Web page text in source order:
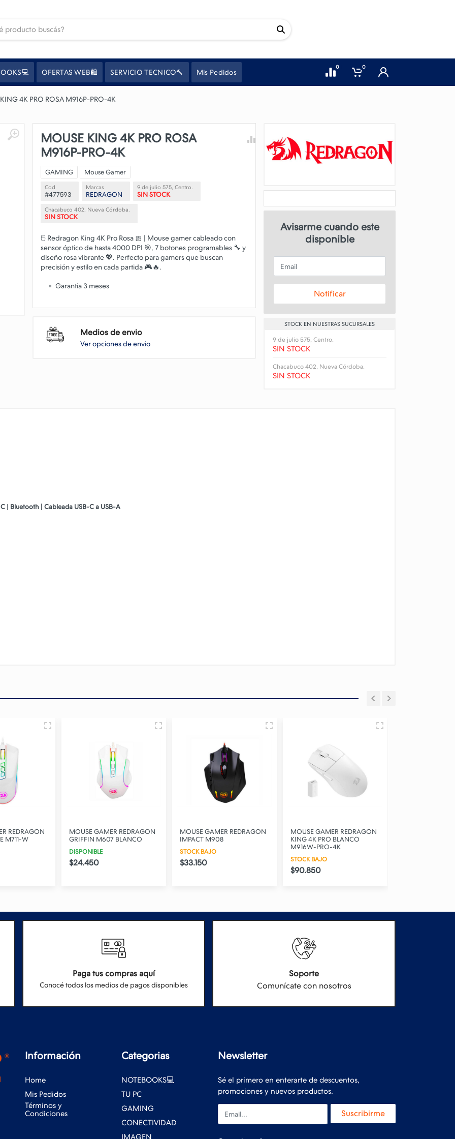
OFERTAS WEB🛍️ SERVICIO TECNICO🔨 Mis Pedidos
0 0
4K PRO ROSA M916P-PRO-4K
MOUSE KING 4K PRO ROSA
M916P-PRO-4K
GAMING Mouse Gamer
Cod
#477593
Marcas
REDRAGON
9 de julio 575, Centro.
SIN STOCK
Chacabuco 402, Nueva Córdoba.
SIN STOCK
🖱️ Redragon King 4K Pro Rosa 🎀 | Mouse gamer cableado con
sensor óptico de hasta 4000 DPI 🎯, 7 botones programables 🔧 y
diseño rosa vibrante 💖. Perfecto para gamers que buscan
Garantia 3 meses
Medios de envio
Ver opciones de envio
Avisarme cuando este
disponible
Email
Notificar
STOCK EN NUESTRAS SUCURSALES
9 de julio 575, Centro.
SIN STOCK
Chacabuco 402, Nueva Córdoba.
SIN STOCK
Bluetooth | Cableada USB-C a USB-A
REDRAGON
BLANCO
MOUSE GAMER REDRAGON
IMPACT M908
STOCK BAJO
$33.150
MOUSE GAMER REDRAGON
KING 4K PRO BLANCO
STOCK BAJO
MOUSE REDRAGON STAR
PRO M917GB-PRO
$52.650
Paga tus compras aquí
Conocé todos los medios de pagos disponibles
Soporte
Comunícate con nosotros
Información
Home
Mis Pedidos
Términos y
Condiciones
Categorias
NOTEBOOKS💻
TU PC
GAMING
CONECTIVIDAD
IMAGEN
Newsletter
Sé el primero en enterarte de descuentos,
promociones y nuevos productos.
Email Suscribirme